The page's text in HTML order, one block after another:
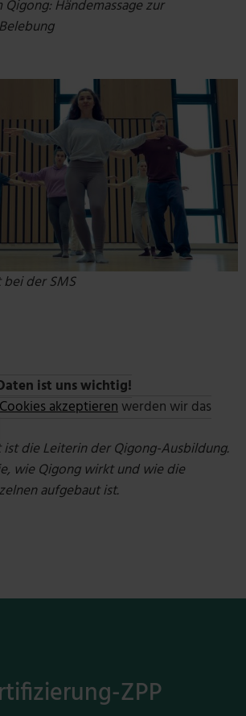
Händemassage zur
der SMS
ist uns wichtig!
akzeptierenwerden wir das
ist die Leiterin der Qigong-Ausbildung.
wie Qigong wirkt und wie die
aufgebaut ist.
ZPP